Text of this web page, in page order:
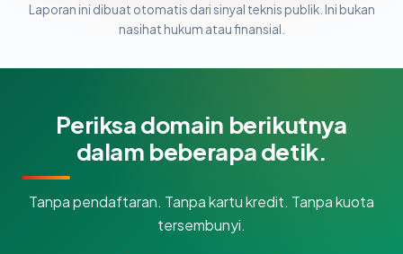
Laporan ini dibuat otomatis dari sinyal teknis publik. Ini bukan
nasihat hukum atau finansial.
Periksa domain berikutnya
dalam beberapa detik.
Tanpa pendaftaran. Tanpa kartu kredit. Tanpa kuota
tersembunyi.